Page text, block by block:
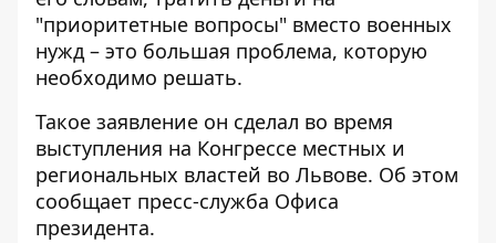
"приоритетные вопросы" вместо военных
нужд – это большая проблема, которую
необходимо решать.
Такое заявление он сделал во время
выступления на Конгрессе местных и
региональных властей во Львове. Об этом
сообщает пресс-служба Офиса
президента.